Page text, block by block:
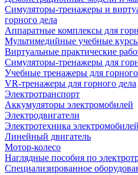
Симуляторы-тренажеры и
горного дела
Аппаратные комплексы для
Мультимедийные учебные
Виртуальные практические
Симуляторы-тренажеры для
Учебные тренажеры для горного
VR-тренажеры для горного дела
Электротранспорт
Аккумуляторы электромобилей
Электродвигатели
Электротехника электромобилей
Линейный двигатель
Мотор-колесо
Наглядные пособия по
Специализированное